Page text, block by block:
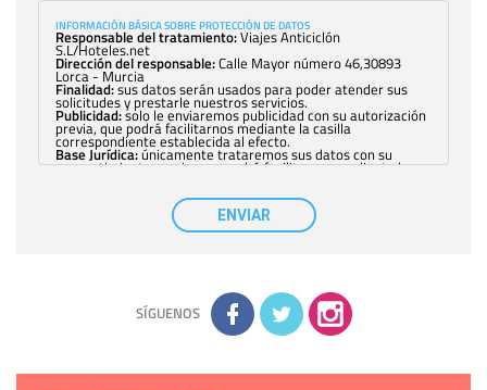
INFORMACIÓN BÁSICA SOBRE PROTECCIÓN DE DATOS
Responsable del tratamiento:Viajes Anticiclón
S.L/Hoteles.net
Dirección del responsable:Calle Mayor número 46,30893
Lorca - Murcia
Finalidad:sus datos serán usados para poder atender sus
solicitudes y prestarle nuestros servicios.
Publicidad:solo le enviaremos publicidad con su autorización
previa, que podrá facilitarnos mediante la casilla
correspondiente establecida al efecto.
Base Jurídica:únicamente trataremos sus datos con su
consentimiento previo, que podrá facilitarnos mediante la
con carácter general, sólo el personal de
nuestra entidad que esté debidamente autorizado podrá
tener conocimiento de la información que le pedimos. No se
comunicarán datos a terceros.
adicional y detallada sobre cómo tratamos sus datos en la
política de privacidad
ENVIAR
SÍGUENOS